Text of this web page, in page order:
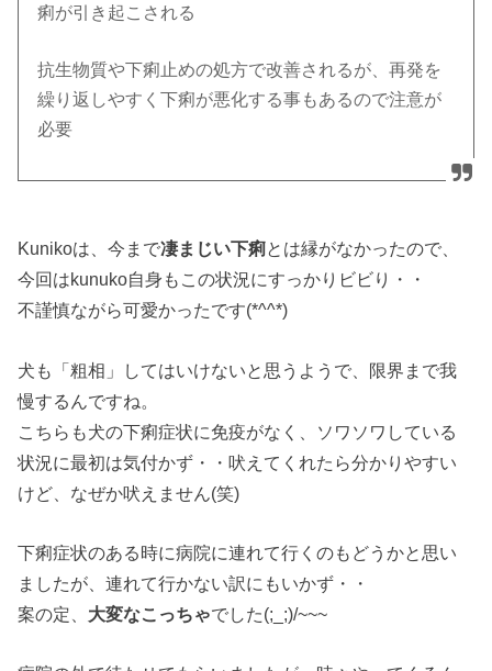
痢が引き起こされる
抗生物質や下痢止めの処方で改善されるが、再発を
繰り返しやすく下痢が悪化する事もあるので注意が
必要
Kunikoは、今まで凄まじい下痢とは縁がなかったので、
今回はkunuko自身もこの状況にすっかりビビり・・
不謹慎ながら可愛かったです(*^^*)
犬も「粗相」してはいけないと思うようで、限界まで我
慢するんですね。
こちらも犬の下痢症状に免疫がなく、ソワソワしている
状況に最初は気付かず・・吠えてくれたら分かりやすい
けど、なぜか吠えません(笑)
下痢症状のある時に病院に連れて行くのもどうかと思い
ましたが、連れて行かない訳にもいかず・・
案の定、 大変なこっちゃでした(;_;)/~~~